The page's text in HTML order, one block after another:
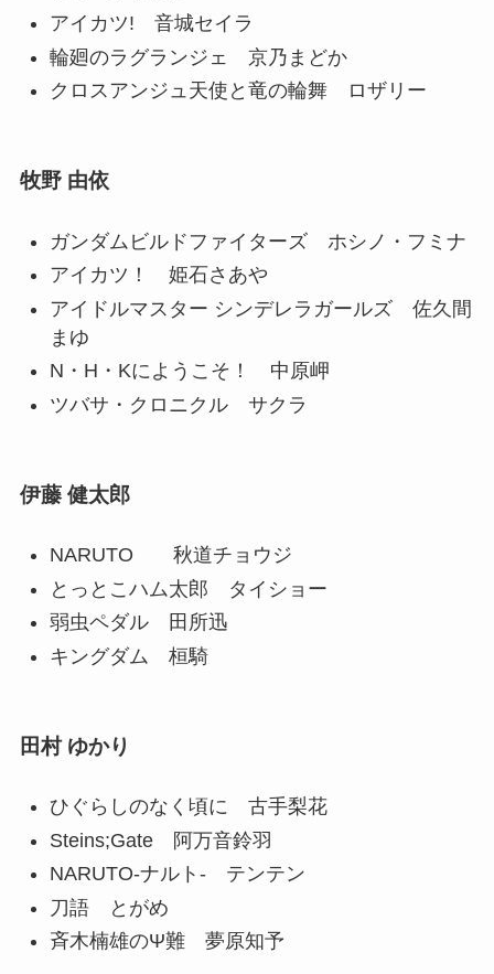
アイカツ! 音城セイラ
輪廻のラグランジェ 京乃まどか
クロスアンジュ天使と竜の輪舞 ロザリー
牧野 由依
ガンダムビルドファイターズ ホシノ・フミナ
アイカツ！ 姫石さあや
アイドルマスター シンデレラガールズ 佐久間
まゆ
N・H・Kにようこそ！ 中原岬
ツバサ・クロニクル サクラ
伊藤 健太郎
NARUTO 秋道チョウジ
とっとこハム太郎 タイショー
弱虫ペダル 田所迅
キングダム 桓騎
田村 ゆかり
ひぐらしのなく頃に 古手梨花
Steins;Gate 阿万音鈴羽
NARUTO-ナルト- テンテン
刀語 とがめ
斉木楠雄のΨ難 夢原知予